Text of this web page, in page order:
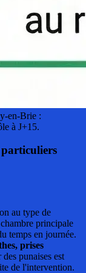
en-Brie :
à J+15.
au type de
principale
temps en journée.
prises
punaises est
de l'intervention.